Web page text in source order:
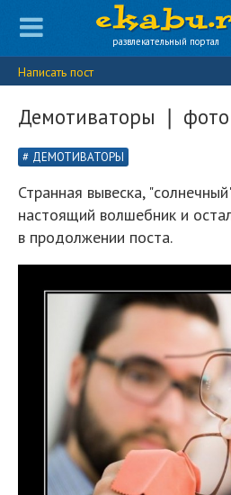
развлекательный портал
Написать пост
Демотиваторы ❘ фото
ДЕМОТИВАТОРЫ
Странная вывеска,
настоящий волшебник и
в продолжении поста.